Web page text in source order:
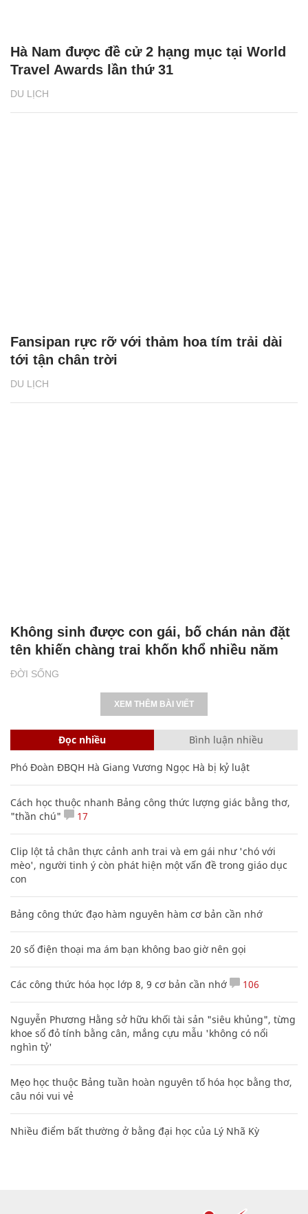
DU LỊCH
Hà Nam được đề cử 2 hạng mục tại World
Travel Awards lần thứ 31
DU LỊCH
Fansipan rực rỡ với thảm hoa tím trải dài
tới tận chân trời
ĐỜI SỐNG
Không sinh được con gái, bố chán nản đặt
tên khiến chàng trai khốn khổ nhiều năm
XEM THÊM BÀI VIẾT
Đọc nhiều Bình luận nhiều
Phó Đoàn ĐBQH Hà Giang Vương Ngọc Hà bị kỷ luật
Cách học thuộc nhanh Bảng công thức lượng giác bằng thơ,
"thần chú"
17
Clip lột tả chân thực cảnh anh trai và em gái như 'chó với
mèo', người tinh ý còn phát hiện một vấn đề trong giáo dục
con
Bảng công thức đạo hàm nguyên hàm cơ bản cần nhớ
20 số điện thoại ma ám bạn không bao giờ nên gọi
Các công thức hóa học lớp 8, 9 cơ bản cần nhớ 106
Nguyễn Phương Hằng sở hữu khối tài sản "siêu khủng", từng
khoe sổ đỏ tính bằng cân, mắng cựu mẫu 'không có nổi
nghìn tỷ'
Mẹo học thuộc Bảng tuần hoàn nguyên tố hóa học bằng thơ,
câu nói vui vẻ
Nhiều điểm bất thường ở bằng đại học của Lý Nhã Kỳ